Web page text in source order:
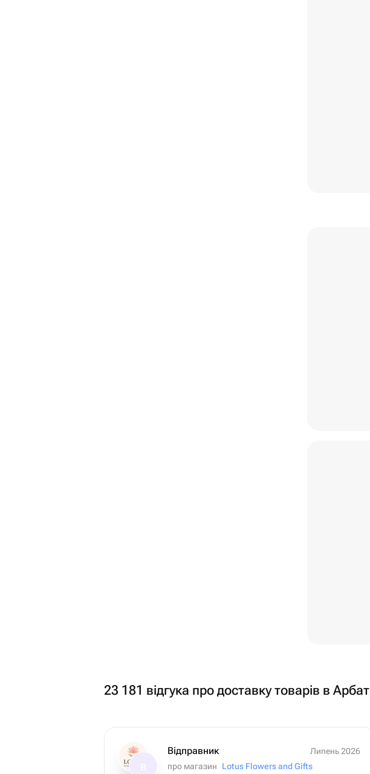
23 181 відгука про доставку товарів в Арбат
Відправник
Липень 2026
про магазин
Lotus Flowers and Gifts